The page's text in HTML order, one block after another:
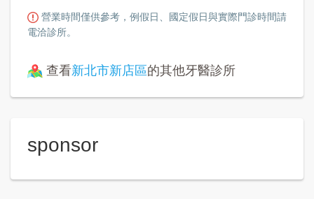
營業時間僅供參考，例假日、國定假日與實際門診時間請
電洽診所。
查看新北市新店區的其他牙醫診所
sponsor